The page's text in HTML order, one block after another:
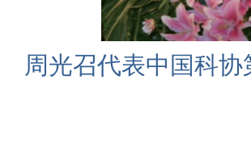
周光召代表中国科